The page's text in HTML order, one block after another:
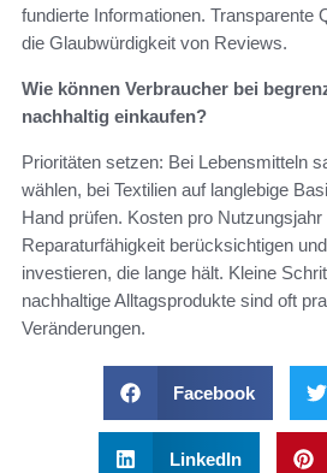
fundierte Informationen. Transparente
die Glaubwürdigkeit von Reviews.
Wie können Verbraucher bei
nachhaltig einkaufen?
Prioritäten setzen: Bei Lebensmitteln
wählen, bei Textilien auf langlebige
Hand prüfen. Kosten pro Nutzungsjahr
Reparaturfähigkeit berücksichtigen
investieren, die lange hält. Kleine
nachhaltige Alltagsprodukte sind oft
Veränderungen.
Facebook
LinkedIn